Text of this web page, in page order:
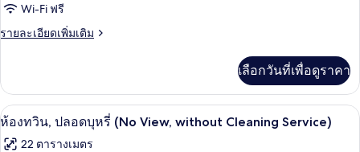
Person)
ทวิน,
ปลอด
(No
VIew)
Wi-Fi ฟรี
รายละเอียดเพิ่มเติม
ราย
เกี่ยว
กับ
ห้อง
น,
เลือกวันที่เพื่อดูราคา
เปิด
ภาพถ่าย
ผ้านวมขนเป็ด, ตู้นิรภัยในห้องพัก, โต๊ะ
7
ห้องทวิน, ปลอดบุหรี่ (No View, without Cleaning Service)
22 ตารางเมตร